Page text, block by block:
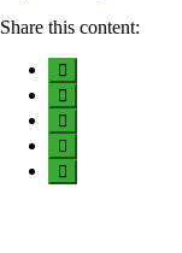
Share this content: